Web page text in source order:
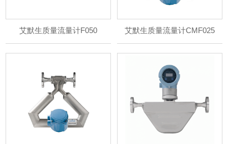
艾默生质量流量计F050 艾默生质量流量计CMF025